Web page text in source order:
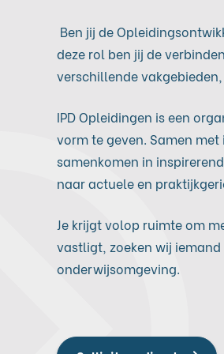
Ben jij de
deze rol ben jij de
verschillende
IPD Opleidingen is een
vorm te geven. Samen
samenkomen in
naar actuele en
Je krijgt volop ruimte om
vastligt, zoeken wij
onderwijsomgeving.